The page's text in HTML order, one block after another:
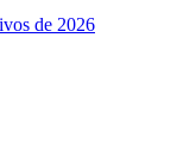
de 2026